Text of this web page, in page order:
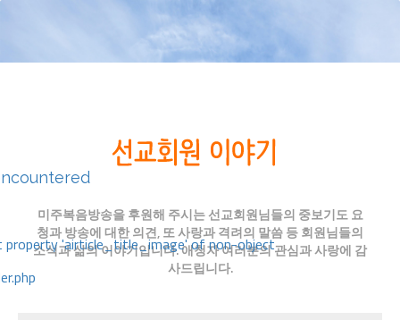
property 'airticle_title_image' of non-object
미주복음방송을 후원해 주시는 선교회원님들의 중보기도 요
청과 방송에 대한 의견, 또 사랑과 격려의 말씀 등 회원님들의
소식과 삶의 이야기입니다. 애청자 여러분의 관심과 사랑에 감
사드립니다.